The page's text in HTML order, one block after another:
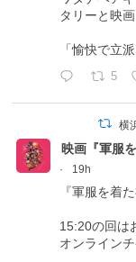
タリーと映
「愉快で立
5
横
映画『軍服
·
19h
『軍服を着
15:20の回は
オンライン